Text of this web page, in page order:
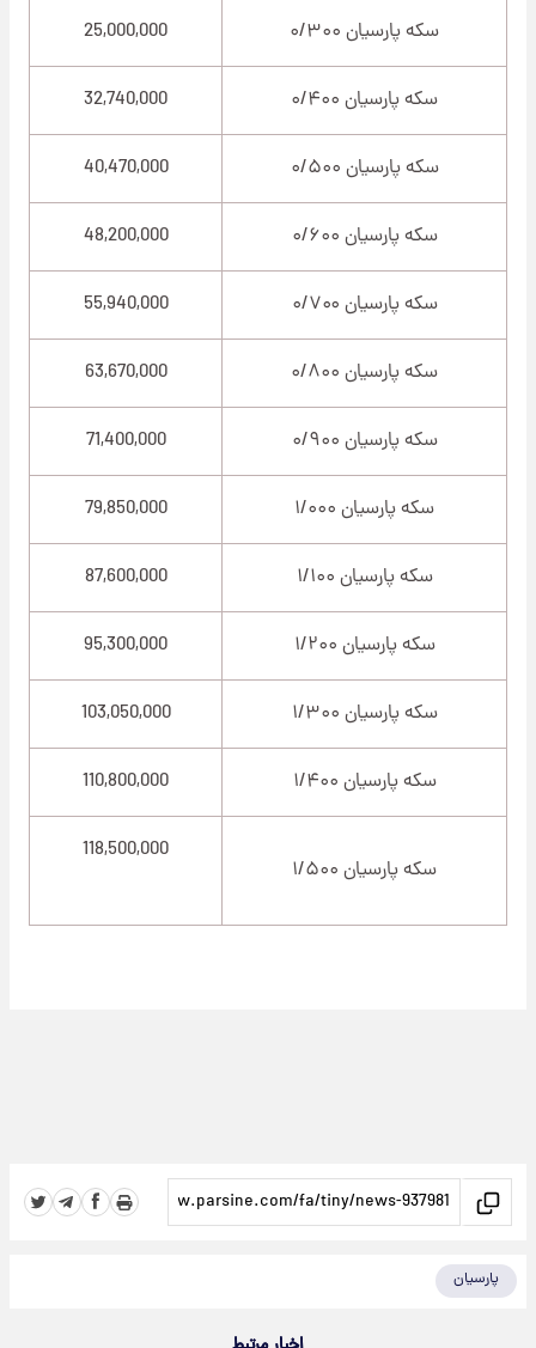
سکه پارسیان ۰/۳۰۰ 25,000,000
سکه پارسیان ۰/۴۰۰ 32,740,000
سکه پارسیان ۰/۵۰۰ 40,470,000
سکه پارسیان ۰/۶۰۰ 48,200,000
سکه پارسیان ۰/۷۰۰ 55,940,000
سکه پارسیان ۰/۸۰۰ 63,670,000
سکه پارسیان ۰/۹۰۰ 71,400,000
سکه پارسیان ۱/۰۰۰ 79,850,000
سکه پارسیان ۱/۱۰۰ 87,600,000
سکه پارسیان ۱/۲۰۰ 95,300,000
سکه پارسیان ۱/۳۰۰ 103,050,000
سکه پارسیان ۱/۴۰۰ 110,800,000
سکه پارسیان ۱/۵۰۰
118,500,000
پارسیان